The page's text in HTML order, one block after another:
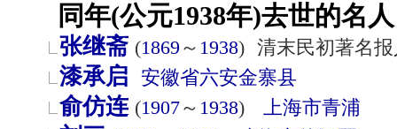
同年(公元1938年)去世的名
张继斋 (1869 ～ 1938) 清末民初著名
漆承启 安徽省六安金寨县
俞仿连 (1907～ 1938) 上海市青浦